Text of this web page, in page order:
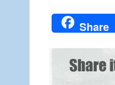
Share